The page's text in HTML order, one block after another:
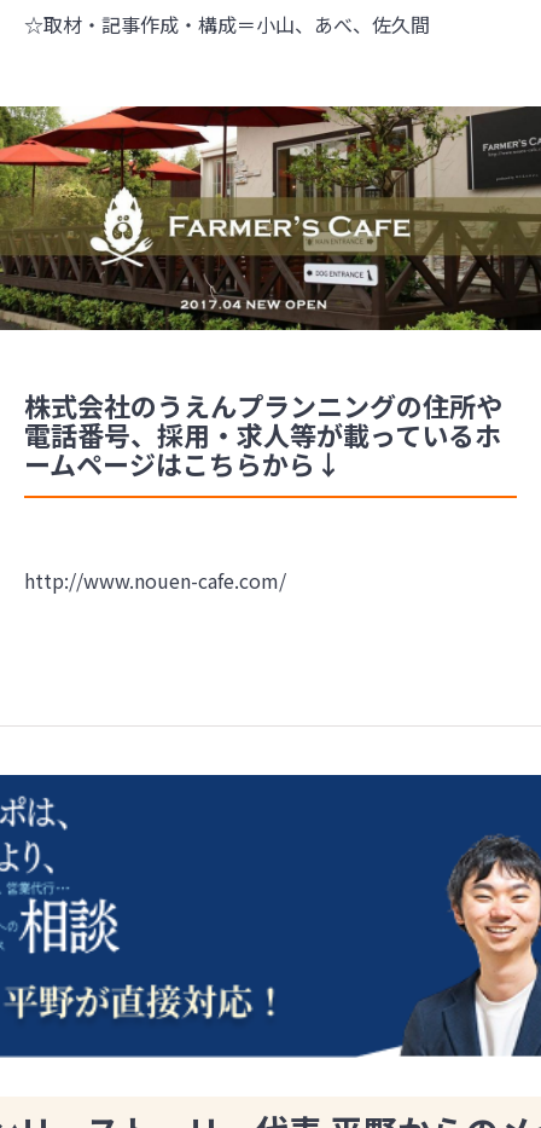
☆取材・記事作成・構成＝小山、あべ、佐久間
株式会社のうえんプランニングの住所や
電話番号、採用・求人等が載っているホ
ームページはこちらから↓
http://www.nouen-cafe.com/